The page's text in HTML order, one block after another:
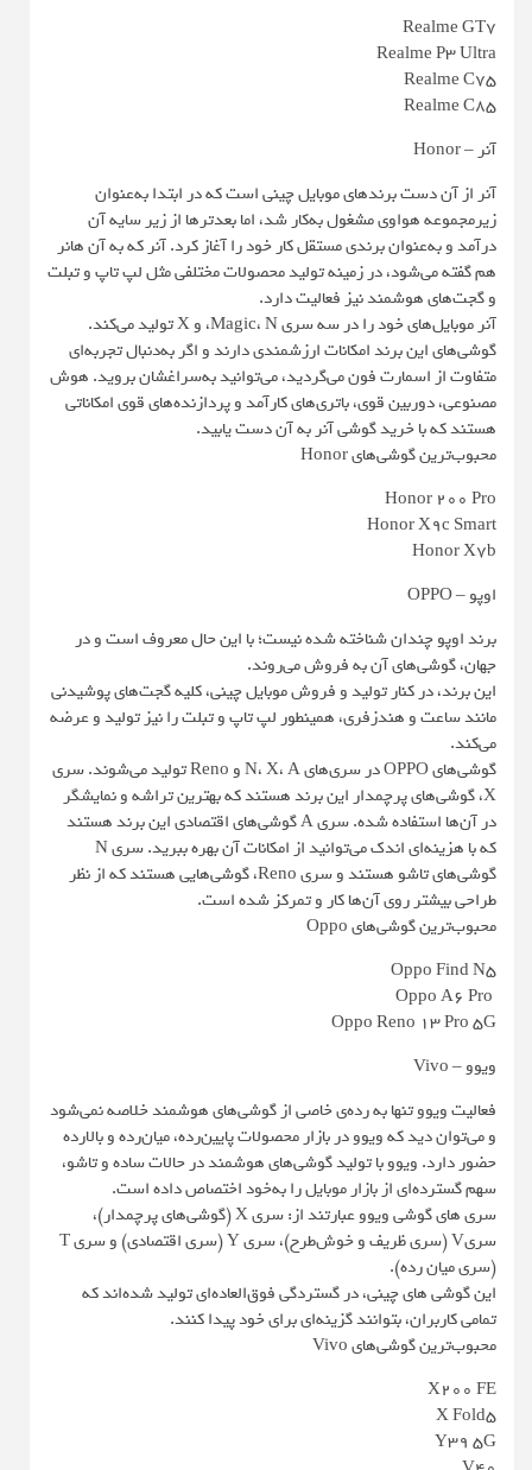
Realme GT7
Realme P3 Ultra
Realme C75
Realme C85
آنر – Honor
آنر از آن دست برندهای موبایل چینی است که در ابتدا به‌عنوان
زیرمجموعه هواوی مشغول به‌کار شد، اما بعدترها از زیر سایه آن
درآمد و به‌عنوان برندی مستقل کار خود را آغاز کرد. آنر که به آن هانر
هم گفته می‌شود، در زمینه تولید محصولات مختلفی مثل لپ تاپ و تبلت
و گجت‌های هوشمند نیز فعالیت دارد.
آنر موبایل‌های خود را در سه سری Magic، N، و X تولید می‌کند.
گو‌شی‌های این برند امکانات ارزشمندی دارند و اگر به‌دنبال تجربه‌ای
متفاوت از اسمارت فون می‌گردید، می‌توانید به‌سراغشان بروید. هوش
مصنوعی، دوربین قوی، باتری‌های کارآمد و پردازنده‌های قوی امکاناتی
هستند که با خرید گوشی آنر به آن دست یابید.
محبوب‌ترین گوشی‌های Honor
Honor 200 Pro
Honor X9c Smart
Honor X7b
اوپو – OPPO
برند اوپو چندان شناخته شده نیست؛ با این حال معروف است و در
جهان، گوشی‌های آن به فروش می‌روند.
این برند، در کنار تولید و فروش موبایل چینی، کلیه گجت‌های پوشیدنی
مانند ساعت و هندزفری، همینطور لپ تاپ و تبلت را نیز تولید و عرضه
می‌کند.
گوشی‌های OPPO در سری‌های N، X، A و Reno تولید می‌شوند. سری
X، گوشی‌های پرچمدار این برند هستند که بهترین تراشه و نمایشگر
در آن‌ها استفاده شده. سری A گوشی‌های اقتصادی این برند هستند
که با هزینه‌ای اندک می‌توانید از امکانات آن بهره ببرید. سری N
گوشی‌های تاشو هستند و سری Reno، گوشی‌هایی هستند که از نظر
طراحی بیشتر روی آن‌ها کار و تمرکز شده است.
محبوب‌ترین گوشی‌های Oppo
Oppo Find N5
Oppo Reno 13 Pro 5G
ویوو – Vivo
فعالیت ویوو تنها به رده‌ی خاصی از گوشی‌های هوشمند خلاصه نمی‌شود
و می‌توان دید که ویوو در بازار محصولات پایین‌رده، میان‌رده و بالارده
حضور دارد. ویوو با تولید گوشی‌های هوشمند در حالات ساده و تاشو،
سهم گسترده‌ای از بازار موبایل را به‌خود اختصاص داده است.
سری های گوشی ویوو عبارتند از: سری X (گوشی‌های پرچمدار)،
سریV (سری ظریف و خوش‌طرح)، سری Y (سری اقتصادی) و سری T
(سری میان رده).
این گوشی های چینی، در گستردگی فوق‌العاده‌ای تولید شده‌اند که
تمامی کاربران، بتوانند گزینه‌ای برای خود پیدا کنند.
محبوب‌ترین گوشی‌های Vivo
X200 FE
X Fold5
Y39 5G